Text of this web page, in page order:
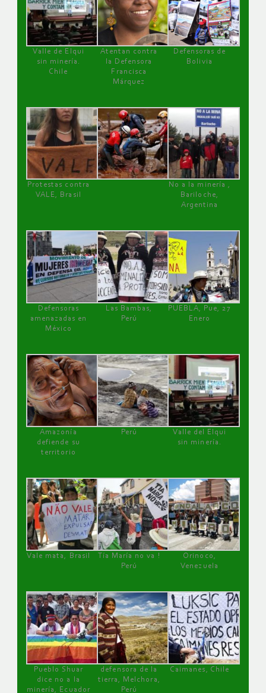
Valle de Elqui
sin minería.
Chile
Atentan contra
la Defensora
Francisca
Márquez
Defensoras de
Bolivia
Protestas contra
VALE, Brasil
No a la minería ,
Bariloche,
Argentina
Defensoras
amenazadas en
México
Las Bambas,
Perú
PUEBLA, Pue, 27
Enero
Amazonía
defiende su
territorio
Perú
Valle del Elqui
sin minería.
Vale mata, Brasil
Tía María no va !
Perú
Orinoco,
Venezuela
Pueblo Shuar
dice no a la
minería, Ecuador
defensora de la
tierra, Melchora,
Perú
Caimanes, Chile